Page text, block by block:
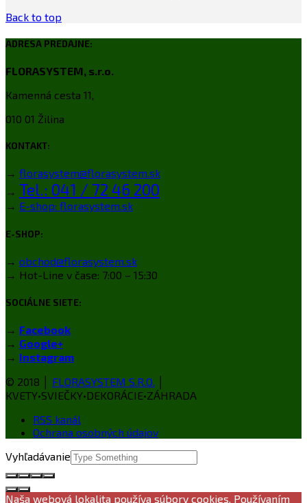
Back to top
ADRESA PREDAJNE:
FLORASYSTEM, s.r.o.
Kamenná cesta 11,
010 01 Žilina
KONTAKT:
→ florasystem@florasystem.sk
→ Tel.: 041 / 72 46 200
→ E-shop: florasystem.sk
E-SHOP:
→ obchod@florasystem.sk
→ Hot-Line v čase: 7:00 – 15:30
SOCIÁLNE SIETE:
→ Facebook
→ Google+
→ Instagram
© 2018 │ FLORASYSTEM S.R.O.
KVETY•SVIEČKY•DEKORÁCIE•ZÁHRADA
RSS kanál
Ochrana osobných údajov
Vyhľadávanie
Naša webová lokalita používa súbory cookies. Používaním